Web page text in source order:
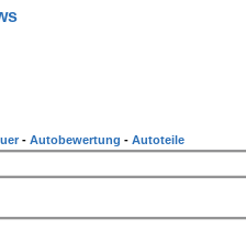
- Autobewertung - Autoteile